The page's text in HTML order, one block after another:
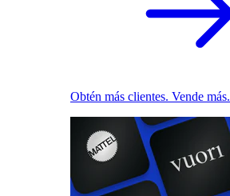
Obtén más clientes. Vende más.